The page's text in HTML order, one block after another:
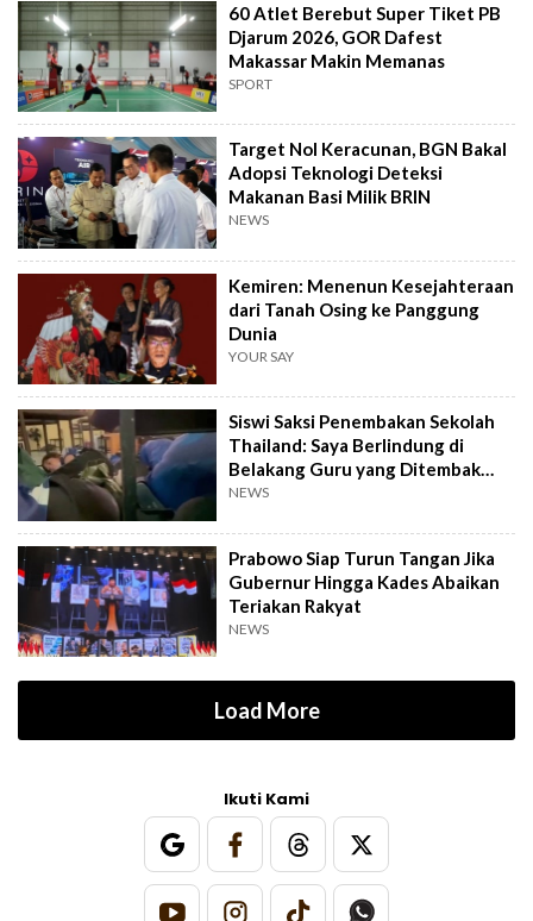
60 Atlet Berebut Super Tiket PB
Djarum 2026, GOR Dafest
Makassar Makin Memanas
SPORT
Target Nol Keracunan, BGN Bakal
Adopsi Teknologi Deteksi
Makanan Basi Milik BRIN
NEWS
Kemiren: Menenun Kesejahteraan
dari Tanah Osing ke Panggung
Dunia
YOUR SAY
Siswi Saksi Penembakan Sekolah
Thailand: Saya Berlindung di
Belakang Guru yang Ditembak
Mati
NEWS
Prabowo Siap Turun Tangan Jika
Gubernur Hingga Kades Abaikan
Teriakan Rakyat
NEWS
Load More
Ikuti Kami